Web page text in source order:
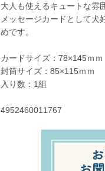
大人も使えるキュートな雰
メッセージカードとして犬
めです。
カードサイズ：78×145ｍｍ
封筒サイズ：85×115ｍｍ
入り数：1組
4952460011767